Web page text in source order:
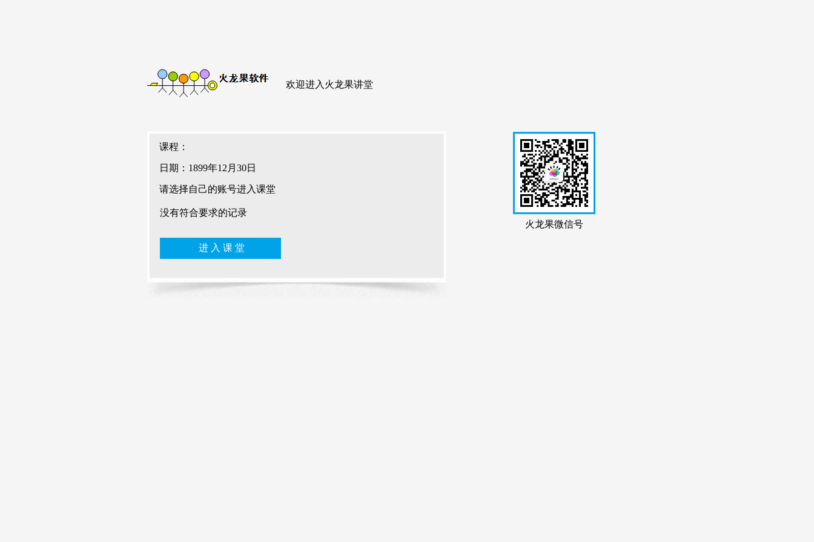
欢迎进入火龙果讲堂
课程：
日期：1899年12月30日
请选择自己的账号进入课堂
没有符合要求的记录
火龙果微信号